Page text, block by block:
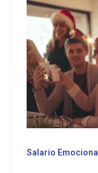
Salario Emocional